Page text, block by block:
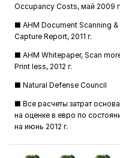
Occupancy Costs, май 2009 г.
■ AHM Document Scanning &
Capture Report, 2011 г.
■ AHM Whitepaper, Scan
Print less, 2012 г.
■ Natural Defense Council
■ Все расчеты затрат
на оценке в евро по
на июнь 2012 г.